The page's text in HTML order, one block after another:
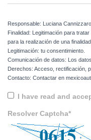
Responsable: Luciana Cannizzaro.
Finalidad: Legitimación para
para la realización de una
Legitimación: tu consentimiento.
Comunicación de datos: Los
Derechos: Acceso, rectificación,
Contacto: Contactar en
I have read and
Resolver Captcha*